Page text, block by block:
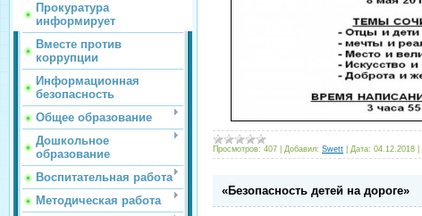
Прокуратура
информирует
Вместе против
коррупции
Информационная
безопасность
Общее образование
Дошкольное
образование
Воспитательная работа
Методическая работа
Просмотров: 407 Добавил: Swett Дата: 04.12.2018
«Безопасность детей на дороге»